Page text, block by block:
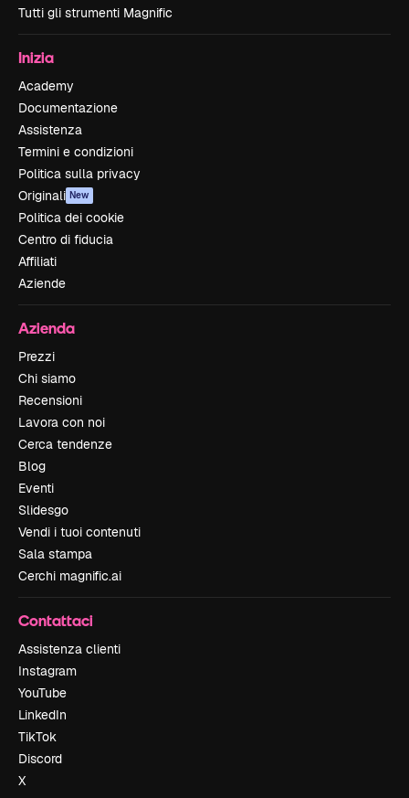
Tutti gli strumenti Magnific
Inizia
Academy
Documentazione
Assistenza
Termini e condizioni
Politica sulla privacy
Originali New
Politica dei cookie
Centro di fiducia
Affiliati
Aziende
Azienda
Prezzi
Chi siamo
Recensioni
Lavora con noi
Cerca tendenze
Blog
Eventi
Slidesgo
Vendi i tuoi contenuti
Sala stampa
Cerchi magnific.ai
Contattaci
Assistenza clienti
Instagram
YouTube
LinkedIn
TikTok
Discord
X